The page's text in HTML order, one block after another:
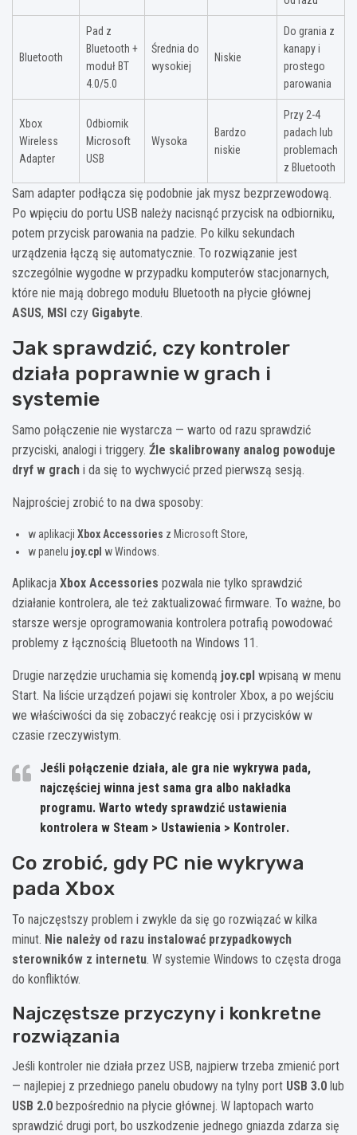
Bluetooth
Pad z
Bluetooth +
moduł BT
4.0/5.0
Średnia do
wysokiej
Niskie
Do grania z
kanapy i
prostego
parowania
Xbox
Wireless
Adapter
Odbiornik
Microsoft
USB
Wysoka
Bardzo
niskie
Przy 2-4
padach lub
problemach
z Bluetooth
Sam adapter podłącza się podobnie jak mysz bezprzewodową.
Po wpięciu do portu USB należy nacisnąć przycisk na odbiorniku,
potem przycisk parowania na padzie. Po kilku sekundach
urządzenia łączą się automatycznie. To rozwiązanie jest
szczególnie wygodne w przypadku komputerów stacjonarnych,
które nie mają dobrego modułu Bluetooth na płycie głównej
ASUS, MSI czy Gigabyte.
Jak sprawdzić, czy kontroler
działa poprawnie w grach i
systemie
Samo połączenie nie wystarcza — warto od razu sprawdzić
przyciski, analogi i triggery. Źle skalibrowany analog powoduje
dryf w grach i da się to wychwycić przed pierwszą sesją.
Najprościej zrobić to na dwa sposoby:
w aplikacji Xbox Accessories z Microsoft Store,
w panelu joy.cpl w Windows.
Aplikacja Xbox Accessories pozwala nie tylko sprawdzić
działanie kontrolera, ale też zaktualizować firmware. To ważne, bo
starsze wersje oprogramowania kontrolera potrafią powodować
problemy z łącznością Bluetooth na Windows 11.
Drugie narzędzie uruchamia się komendą joy.cpl wpisaną w menu
Start. Na liście urządzeń pojawi się kontroler Xbox, a po wejściu
we właściwości da się zobaczyć reakcję osi i przycisków w
czasie rzeczywistym.
Jeśli połączenie działa, ale gra nie wykrywa pada,
najczęściej winna jest sama gra albo nakładka
programu. Warto wtedy sprawdzić ustawienia
kontrolera w Steam > Ustawienia > Kontroler.
Co zrobić, gdy PC nie wykrywa
pada Xbox
To najczęstszy problem i zwykle da się go rozwiązać w kilka
minut. Nie należy od razu instalować przypadkowych
sterowników z internetu. W systemie Windows to częsta droga
do konfliktów.
Najczęstsze przyczyny i konkretne
rozwiązania
Jeśli kontroler nie działa przez USB, najpierw trzeba zmienić port
— najlepiej z przedniego panelu obudowy na tylny port USB 3.0 lub
USB 2.0 bezpośrednio na płycie głównej. W laptopach warto
sprawdzić drugi port, bo uszkodzenie jednego gniazda zdarza się